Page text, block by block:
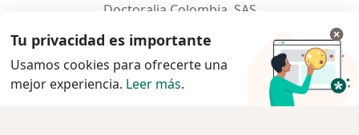
Doctoralia Colombia, SAS
Municipio: Bogotá D.C., Colombia
Tu privacidad es importante
Usamos cookies para ofrecerte una
mejor experiencia. Leer más.